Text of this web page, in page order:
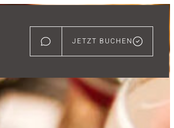
JETZT BUCHEN